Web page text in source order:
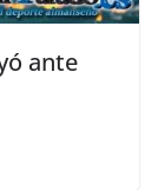
ante